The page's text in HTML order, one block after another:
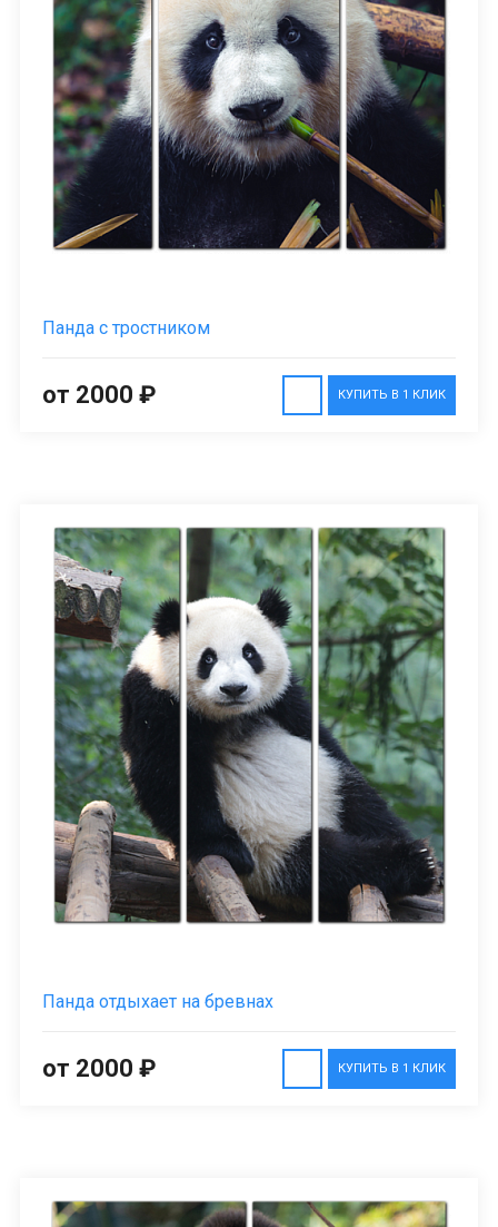
Панда с тростником
КУПИТЬ В 1 КЛИК
от 2000 ₽
Панда отдыхает на бревнах
КУПИТЬ В 1 КЛИК
от 2000 ₽